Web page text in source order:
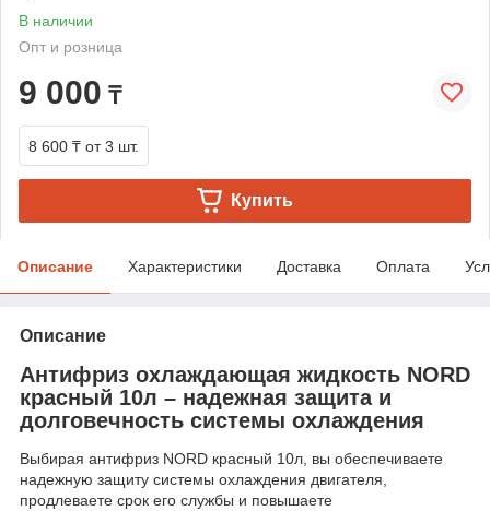
В наличии
Опт и розница
9 000 ₸
8 600 ₸ от 3 шт.
Купить
Описание Характеристики Доставка Оплата
Описание
Антифриз охлаждающая жидкость NORD
красный 10л – надежная защита и
долговечность системы охлаждения
Выбирая антифриз NORD красный 10л, вы обеспечиваете
надежную защиту системы охлаждения двигателя,
продлеваете срок его службы и повышаете